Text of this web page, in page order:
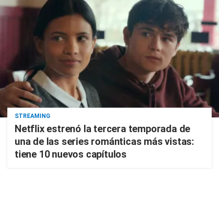
STREAMING
Netflix estrenó la tercera temporada de
una de las series románticas más vistas:
tiene 10 nuevos capítulos